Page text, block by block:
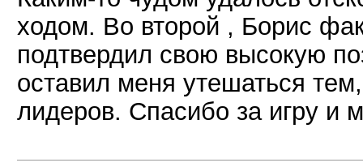
ходом. Во второй , Борис
подтвердил свою высокую
оставил меня утешаться
лидеров. Спасибо за игру и